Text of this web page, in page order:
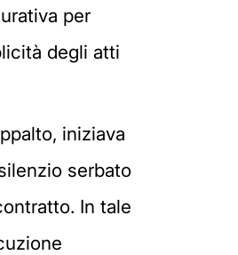
per
degli atti
iniziava
serbato
In tale